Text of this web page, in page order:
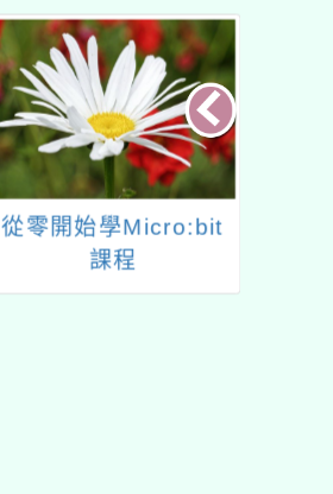
從零開始學Micro:bit
課程